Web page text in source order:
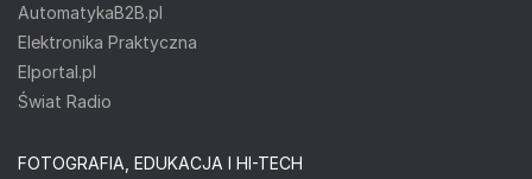
AutomatykaB2B.pl
Elektronika Praktyczna
Elportal.pl
Świat Radio
FOTOGRAFIA, EDUKACJA I HI-TECH